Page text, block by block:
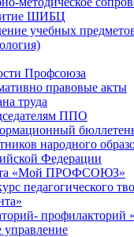
ШИБЦ
учебных
Профсоюза
правовые акты
труда
ППО
народного
Федерации
«Мой ПРОФСОЮЗ»
педагогического
управление